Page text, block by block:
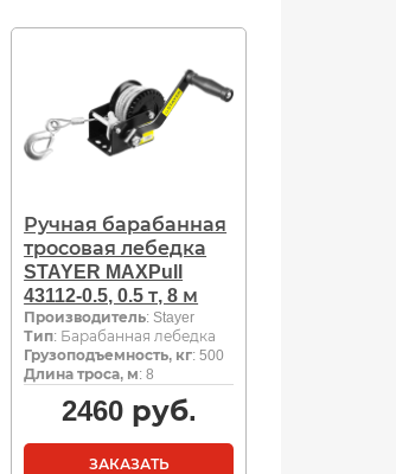
Ручная барабанная
тросовая лебедка
STAYER MAXPull
43112-0.5, 0.5 т, 8 м
Производитель: Stayer
Тип: Барабанная лебедка
Грузоподъемность, кг: 500
Длина троса, м: 8
2460руб.
ЗАКАЗАТЬ